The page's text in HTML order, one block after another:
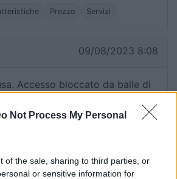
Not Process My Personal
of the sale, sharing to third parties, or
or sensitive information for
Prezzo Servizi
09/08/2023 8:08
Accesso bloccato da balle di
18/08/2022 19:30